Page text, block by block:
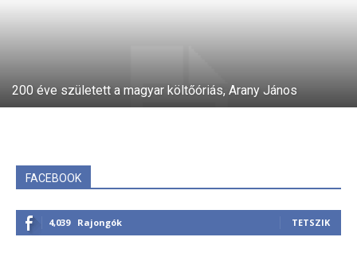
200 éve született a magyar költőóriás, Arany János
FACEBOOK
4,039 Rajongók TETSZIK